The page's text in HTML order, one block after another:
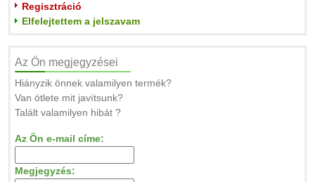
Regisztráció
Elfelejtettem a jelszavam
Az Ön megjegyzései
Hiányzik önnek valamilyen termék?
Van ötlete mit javítsunk?
Talált valamilyen hibát ?
Az Ön e-mail címe:
Megjegyzés: